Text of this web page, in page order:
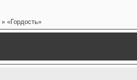
» «Гордость»